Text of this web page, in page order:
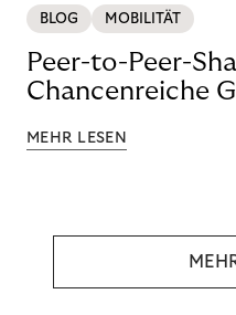
BLOG MOBILITÄT
Peer-to-Peer-
Chancenreiche
MEHR LESEN